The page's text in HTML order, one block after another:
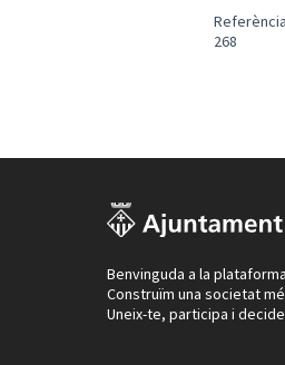
268
Benvinguda a la
Construïm una societat
Uneix-te, participa i